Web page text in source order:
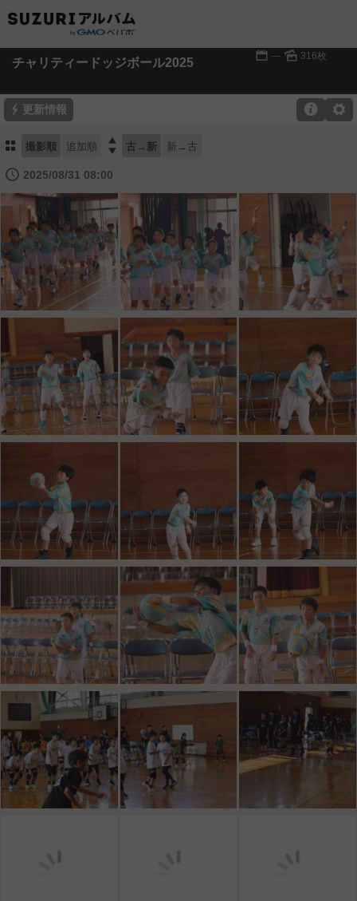
チャリティードッジボール2025 📅 --- 🌄 316枚
⚡ 更新情報 ⚙

⚏ 撮影順 追加順  古→新 新→古
🕔 2025/08/31 08:00